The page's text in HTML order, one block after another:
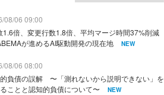
08/06 09:00
1.6倍、変更行数1.8倍、平均マージ時間37%削減
が進めるAI駆動開発の現在地
NEW
08/06 08:00
負債の誤解 〜「測れないから説明できない」を
ことと認知的負債について〜
NEW